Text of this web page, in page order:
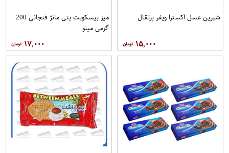
شیرین عسل اکسترا ویفر پرتقال
۱۵,۰۰۰
میز بیسکویت پتی مانژ فنجانی 200
گرمی مینو
۱۷,۰۰۰